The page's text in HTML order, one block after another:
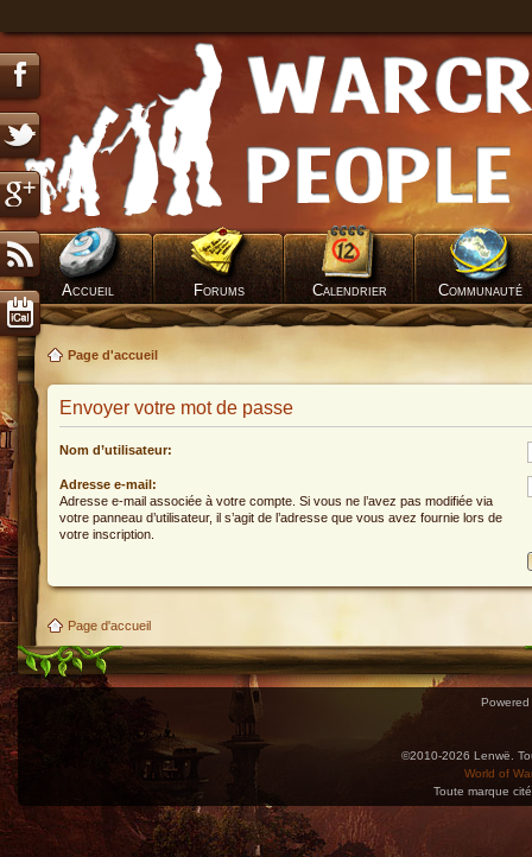
Accueil Forums Calendrier Communauté
Page d'accueil
Envoyer votre mot de passe
Nom d’utilisateur:
Adresse e-mail:
Adresse e-mail associée à votre compte. Si vous ne l’avez pas modifiée via
votre panneau d’utilisateur, il s’agit de l’adresse que vous avez fournie lors de
votre inscription.
Page d'accueil
©2010-2026 Lenwë.
World of
Toute marque
Utilisez l'adresse suivante pour accéder au calendrier des évènements depuis d'autres
charge le format iCal.